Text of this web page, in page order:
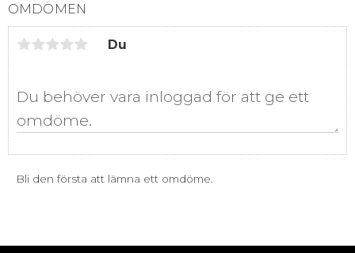
OMDÖMEN
Du
Bli den första att lämna ett omdöme.